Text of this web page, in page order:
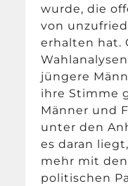
wurde, die
von
erhalten hat.
jüngere
ihre Stimme
Männer und
unter den
es daran
mehr mit
politischen